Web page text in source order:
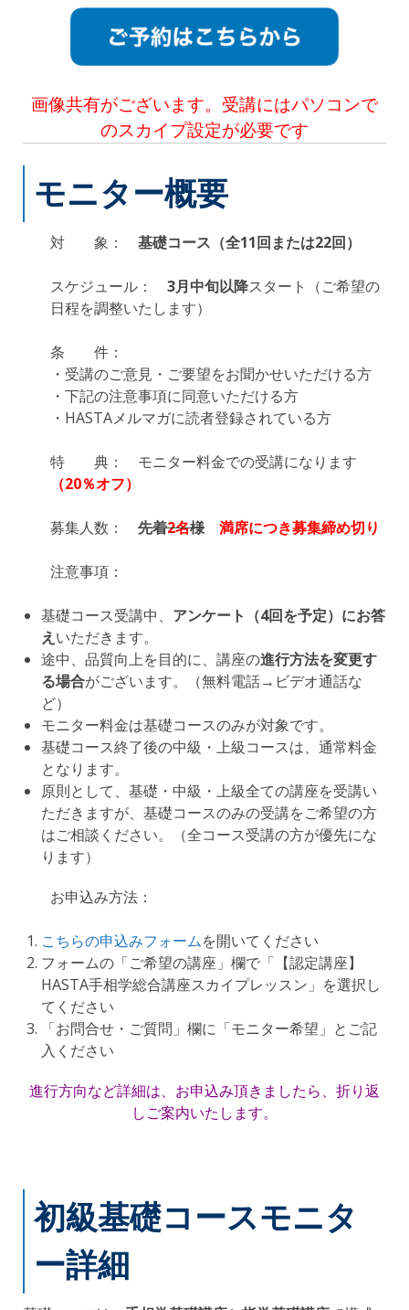
画像共有がございます。受講にはパソコンで
のスカイプ設定が必要です
モニター概要
対 象： 基礎コース（全11回または22回）
スケジュール： 3月中旬以降スタート（ご希望の
日程を調整いたします）
条 件：
・受講のご意見・ご要望をお聞かせいただける方
・下記の注意事項に同意いただける方
・HASTAメルマガに読者登録されている方
特 典： モニター料金での受講になります
（20％オフ）
募集人数： 先着2名様 満席につき募集締め切り
注意事項：
基礎コース受講中、 アンケート（4回を予定）にお答
え いただきます。
途中、品質向上を目的に、講座の進行方法を変更す
る場合がございます。（無料電話→ビデオ通話な
ど）
モニター料金は基礎コースのみが対象です。
基礎コース終了後の中級・上級コースは、通常料金
となります。
原則として、基礎・中級・上級全ての講座を受講い
ただきますが、基礎コースのみの受講をご希望の方
はご相談ください。（全コース受講の方が優先にな
ります）
お申込み方法：
こちらの申込みフォームを開いてください
フォームの「ご希望の講座」欄で「【認定講座】
HASTA手相学総合講座スカイプレッスン」を選択し
てください
「お問合せ・ご質問」欄に「モニター希望」とご記
入ください
進行方向など詳細は、お申込み頂きましたら、折り返
しご案内いたします。
初級基礎コースモニタ
ー詳細